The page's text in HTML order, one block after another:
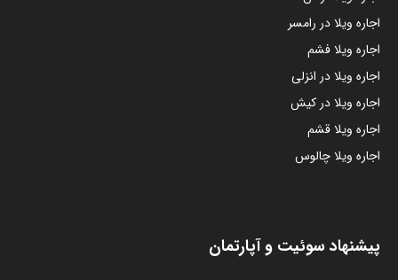
اجاره ویلا در رامسر
اجاره ویلا فشم
اجاره ویلا در انزلی
اجاره ویلا در کیش
اجاره ویلا قشم
اجاره ویلا چالوس
پیشنهاد سوئیت و آپارتمان